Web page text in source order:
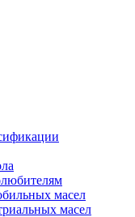
масел
масел